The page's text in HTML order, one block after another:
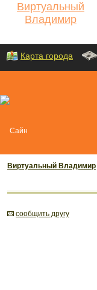
Виртуальный
Владимир
Карта города
Виртуальный Владимир
cообщить другу